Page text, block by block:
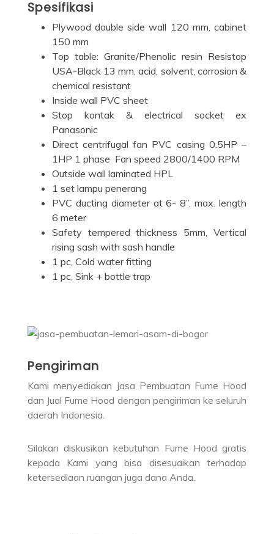
Spesifikasi
Plywood double side wall 120 mm, cabinet
150 mm
Top table: Granite/Phenolic resin Resistop
USA-Black 13 mm, acid, solvent, corrosion &
chemical resistant
Inside wall PVC sheet
Stop kontak & electrical socket ex
Panasonic
Direct centrifugal fan PVC casing 0.5HP –
1HP 1 phase Fan speed 2800/1400 RPM
Outside wall laminated HPL
1 set lampu penerang
PVC ducting diameter at 6- 8”, max. length
6 meter
Safety tempered thickness 5mm, Vertical
rising sash with sash handle
1 pc, Cold water fitting
1 pc, Sink + bottle trap
Pengiriman
Kami menyediakan Jasa Pembuatan Fume Hood
dan Jual Fume Hood dengan pengiriman ke seluruh
daerah Indonesia.
Silakan diskusikan kebutuhan Fume Hood gratis
kepada Kami yang bisa disesuaikan terhadap
ketersediaan ruangan juga dana Anda.